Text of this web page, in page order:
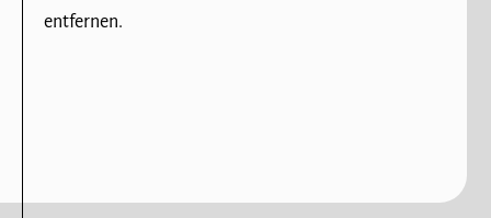
entfernen.